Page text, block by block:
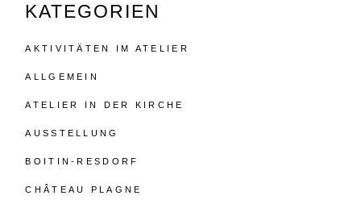
KATEGORIEN
AKTIVITÄTEN IM ATELIER
ALLGEMEIN
ATELIER IN DER KIRCHE
AUSSTELLUNG
BOITIN-RESDORF
CHÂTEAU PLAGNE